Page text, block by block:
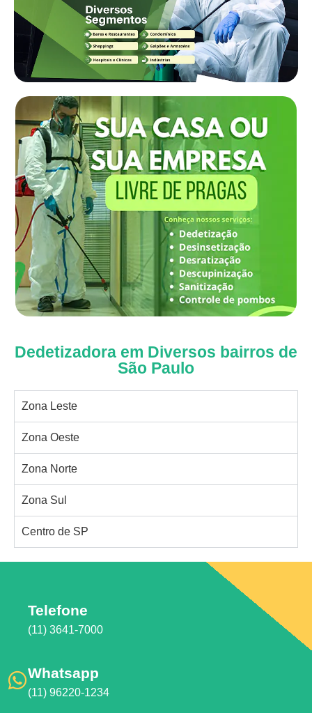
Dedetizadora em Diversos bairros de
São Paulo
Zona Leste
Zona Oeste
Zona Norte
Zona Sul
Centro de SP
Telefone
(11) 3641-7000
Whatsapp
(11) 96220-1234